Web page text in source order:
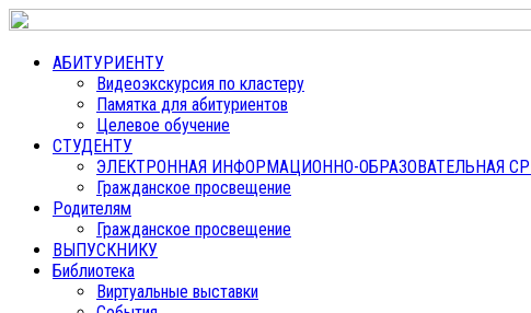
АБИТУРИЕНТУ
Видеоэкскурсия по кластеру
Памятка для абитуриентов
Целевое обучение
СТУДЕНТУ
ЭЛЕКТРОННАЯ ИНФОРМАЦИОННО-ОБРАЗОВАТЕЛЬНАЯ
Гражданское просвещение
Родителям
Гражданское просвещение
ВЫПУСКНИКУ
Библиотека
Виртуальные выставки